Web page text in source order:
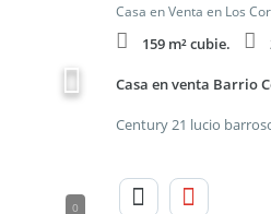
0
Casa en Venta en Los
159 m² cubie.
Casa en venta Barrio